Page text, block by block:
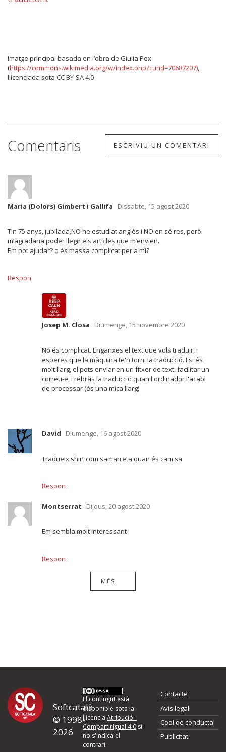
Imatge principal basada en l’obra de Giulia Pex
(https://commons.wikimedia.org/w/index.php?curid=70687207)
llicenciada sota CC BY-SA 4.0
Comentaris ESCRIVIU UN COMENTARI
Maria (Dolors) Gimbert i Gallifa Dissabte, 15 agost 2020
Tin 75 anys, jubilada,NO he estudiat anglès i NO en sé res, però
m’agradaria poder llegir els articles que m’envien.
Em pot ajudar? o és massa complicat per a mi?
Respon
Josep M. Closa Diumenge, 15 novembre 2020
No és complicat. Enganxes el text que vols traduir, i
esperes que la màquina te'n torni la traducció. I si és
molt llarg, el pots enviar en un fitxer de text, facilitar un
correu-e, i rebràs la traducció quan l'ordinador l'acabi
de processar (és una mica llarg)
David Diumenge, 16 agost 2020
Tradueix shirt com samarreta quan és camisa
Respon
Montserrat Dijous, 20 agost 2020
Em sembla molt interessant
Respon
MÉS
Softcatalà
© 1998-
2026
El contingut està
disponible sota la
llicènciaAtribució -
CompartirIgual 4.0 si
no s'indica el
contrari.
Contacte
Avís legal
Codi de conducta
Publicitat